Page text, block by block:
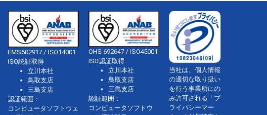
EMS602917 / ISO14001
ISO認証取得
立川本社
鳥取支店
三島支店
認証範囲：
コンピュータソフトウェ
OHS 692647 / ISO45001
ISO認証取得
立川本社
鳥取支店
三島支店
認証範囲：
コンピュータソフトウ
当社は、個人情報
の適切な取り扱い
を行う事業所にの
み許可される「プ
ライバシーマー